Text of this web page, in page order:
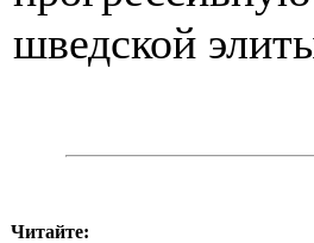
шведской
Читайте: